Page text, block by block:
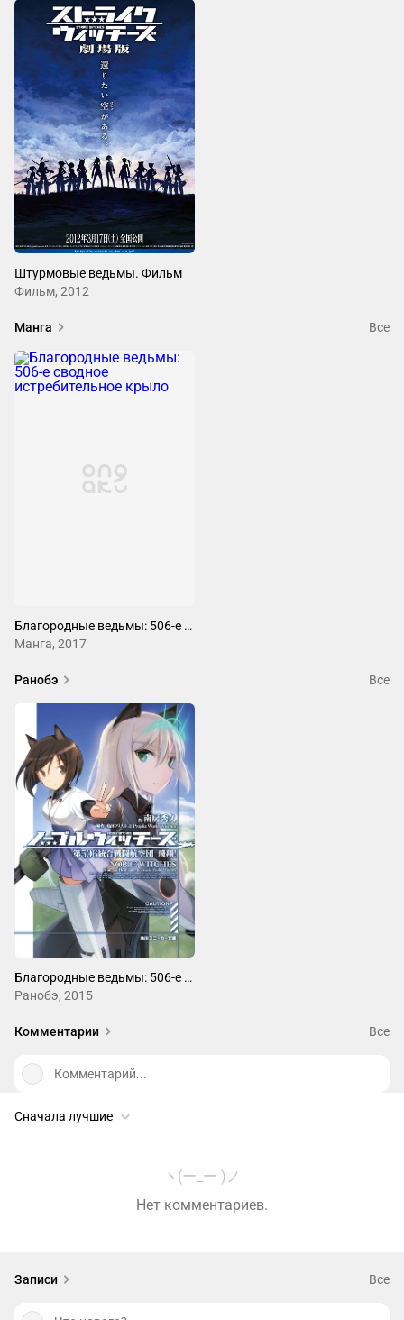
Штурмовые ведьмы. Фильм
Фильм, 2012
Манга Все
Благородные ведьмы: 506-е сводное истребительное крыло
Манга, 2017
Ранобэ Все
Благородные ведьмы: 506-е сводное истребительное крыло
Ранобэ, 2015
Комментарии Все
Комментарий...
Сначала лучшие
ヽ(ー_ー )ノ
Нет комментариев.
Записи Все